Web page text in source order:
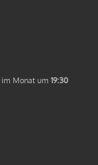
im Monat um19:30